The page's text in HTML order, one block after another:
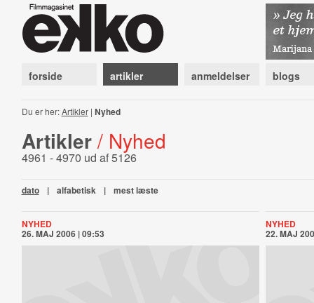
forside artikler anmeldelser blogs
Du er her:Artikler| Nyhed
Artikler / Nyhed
4961 - 4970 ud af 5126
dato | alfabetisk | mest læste
NYHED
26. MAJ 2006 | 09:53
NYHED
22. MAJ